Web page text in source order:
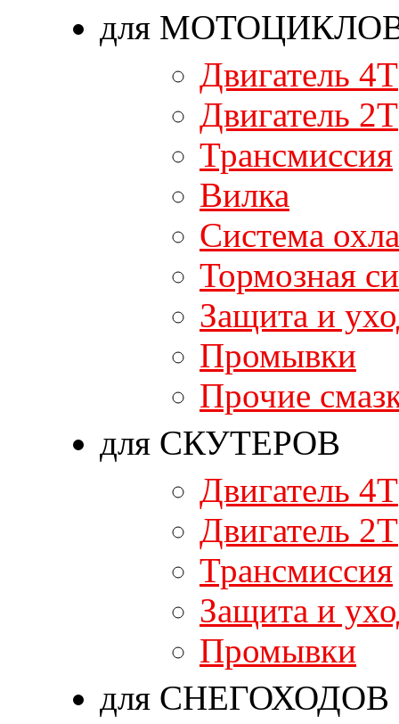
для
Двигатель 4T
Двигатель 2T
Трансмиссия
Вилка
Система
Тормозная
Защита и
Промывки
Прочие
для СКУТЕРОВ
Двигатель 4T
Двигатель 2T
Трансмиссия
Защита и
Промывки
для СНЕГОХОДОВ